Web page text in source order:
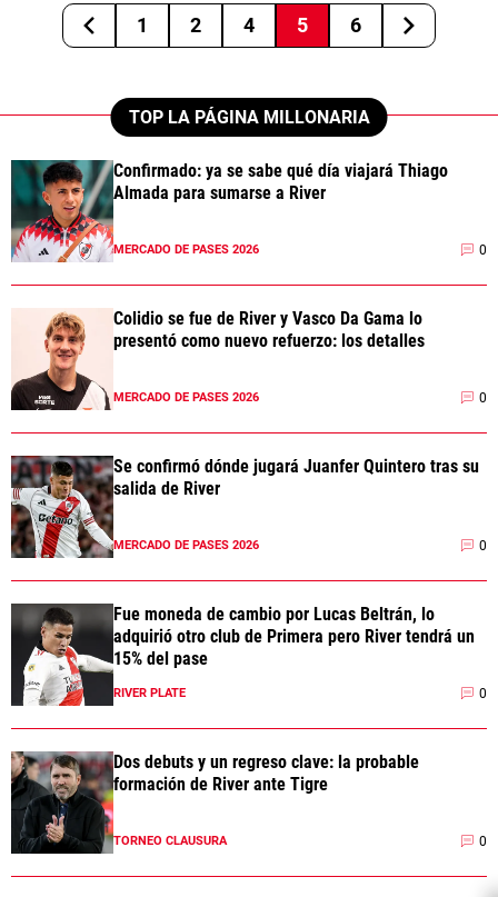
1 2 4 5 6
TOP LA PÁGINA MILLONARIA
Confirmado: ya se sabe qué día viajará Thiago
Almada para sumarse a River
MERCADO DE PASES 2026 0
Colidio se fue de River y Vasco Da Gama lo
presentó como nuevo refuerzo: los detalles
MERCADO DE PASES 2026 0
Se confirmó dónde jugará Juanfer Quintero tras su
salida de River
MERCADO DE PASES 2026 0
Fue moneda de cambio por Lucas Beltrán, lo
adquirió otro club de Primera pero River tendrá un
15% del pase
RIVER PLATE 0
Dos debuts y un regreso clave: la probable
formación de River ante Tigre
TORNEO CLAUSURA 0